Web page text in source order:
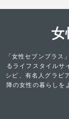
「女性セブンプラ
るライフスタイルサ
シピ、有名人グラビ
降の女性の暮らしを